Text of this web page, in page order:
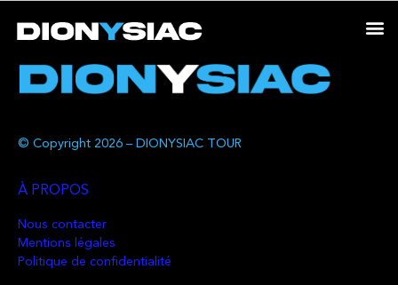
© Copyright 2026 – DIONYSIAC TOUR
À PROPOS
Nous contacter
Mentions légales
Politique de confidentialité